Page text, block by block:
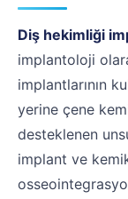
Diş hekimliği
implantoloji
implantlarının
yerine çene
desteklenen
implant ve